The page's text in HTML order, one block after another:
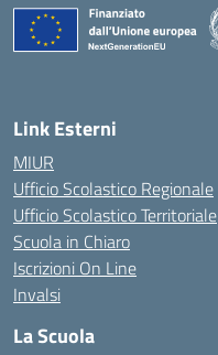
Link Esterni
MIUR
Ufficio Scolastico Regionale
Ufficio Scolastico Territoriale
Scuola in Chiaro
Iscrizioni On Line
Invalsi
La Scuola